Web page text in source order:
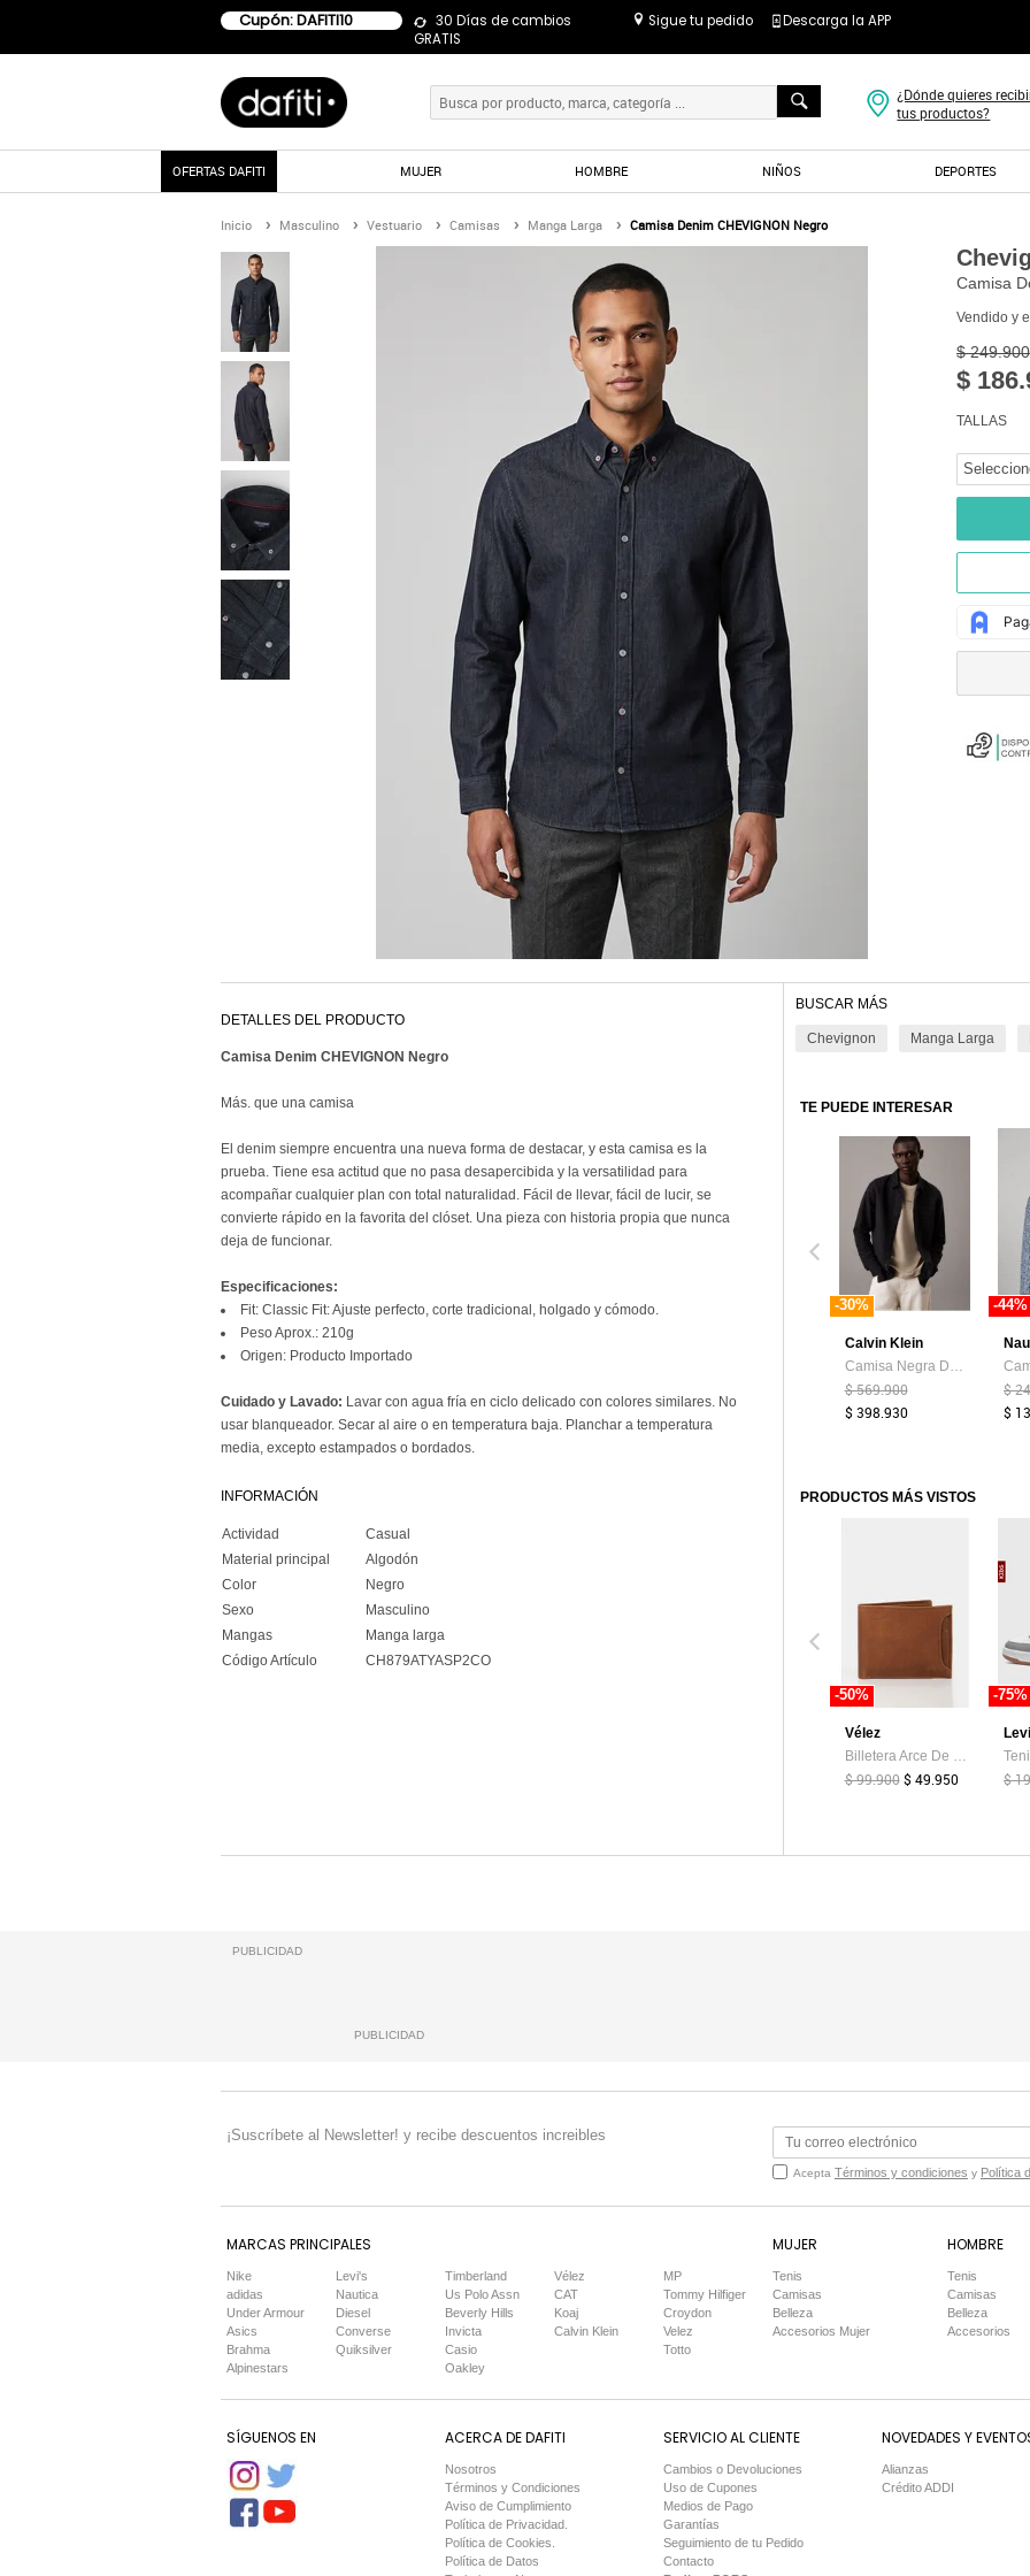
Cupón: DAFITI10
30 Días de cambios
GRATIS
Sigue tu pedido Descarga la APP
¿Dónde quieres
tus productos?
OFERTAS DAFITI MUJER HOMBRE NIÑOS DEPORTES
Inicio Masculino Vestuario Camisas Manga Larga Camisa Denim CHEVIGNON Negro
Camisa
Vendido y
$ 249.900
$
TALLAS
DETALLES DEL PRODUCTO
Camisa Denim CHEVIGNON Negro
Más. que una camisa
El denim siempre encuentra una nueva forma de destacar, y esta camisa es la
prueba. Tiene esa actitud que no pasa desapercibida y la versatilidad para
acompañar cualquier plan con total naturalidad. Fácil de llevar, fácil de lucir, se
convierte rápido en la favorita del clóset. Una pieza con historia propia que nunca
deja de funcionar.
Especificaciones:
Fit: Classic Fit: Ajuste perfecto, corte tradicional, holgado y cómodo.
Peso Aprox.: 210g
Origen: Producto Importado
Cuidado y Lavado: Lavar con agua fría en ciclo delicado con colores similares. No
usar blanqueador. Secar al aire o en temperatura baja. Planchar a temperatura
media, excepto estampados o bordados.
INFORMACIÓN
Actividad
Casual
Material principal
Algodón
Color
Negro
Sexo
Masculino
Mangas
Manga larga
Código Artículo
CH879ATYASP2CO
BUSCAR MÁS
Chevignon Manga Larga
TE PUEDE INTERESAR
-30%
Calvin Klein
$ 569.900
$ 398.930
-44%
$
$
PRODUCTOS MÁS VISTOS
-50%
Vélez
$ 99.900 $ 49.950
-75%
$
PUBLICIDAD
PUBLICIDAD
¡Suscríbete al Newsletter! y recibe descuentos increibles
Acepta Términos y condiciones y Política
MARCAS PRINCIPALES
Nike
adidas
Under Armour
Asics
Brahma
Alpinestars
Levi's
Nautica
Diesel
Converse
Quiksilver
Timberland
Us Polo Assn
Beverly Hills
Invicta
Casio
Oakley
Vélez
CAT
Koaj
Calvin Klein
MP
Tommy Hilfiger
Croydon
Velez
Totto
MUJER
Tenis
Camisas
Belleza
Accesorios Mujer
HOMBRE
Tenis
Camisas
Belleza
Accesorios
SÍGUENOS EN ACERCA DE DAFITI
Nosotros
Términos y Condiciones
Aviso de Cumplimiento
Política de Privacidad.
Política de Cookies.
Política de Datos
SERVICIO AL CLIENTE
Cambios o Devoluciones
Uso de Cupones
Medios de Pago
Garantías
Seguimiento de tu Pedido
Contacto
NOVEDADES Y
Alianzas
Crédito ADDI